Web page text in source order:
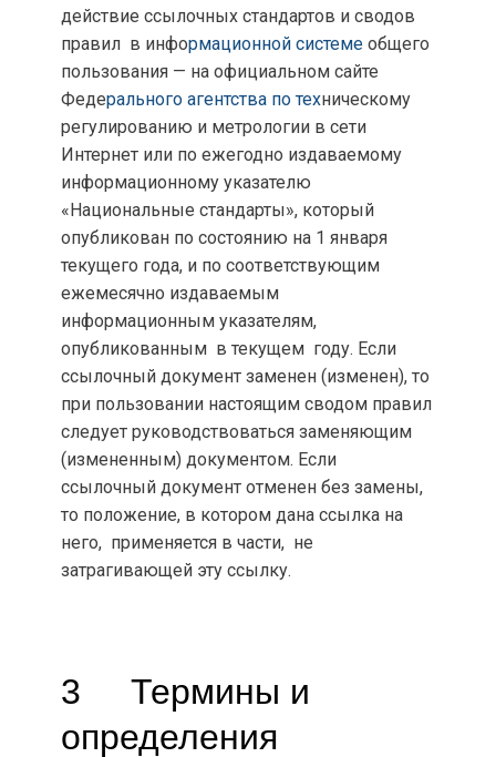
действие ссылочных стандартов и сводов
правил в информационной системе общего
пользования — на официальном сайте
Федерального агентства по техническому
регулированию и метрологии в сети
Интернет или по ежегодно издаваемому
информационному указателю
«Национальные стандарты», который
опубликован по состоянию на 1 января
текущего года, и по соответствующим
ежемесячно издаваемым
информационным указателям,
опубликованным в текущем году. Если
ссылочный документ заменен (изменен), то
при пользовании настоящим сводом правил
следует руководствоваться заменяющим
(измененным) документом. Если
ссылочный документ отменен без замены,
то положение, в котором дана ссылка на
него, применяется в части, не
затрагивающей эту ссылку.
3 Термины и
определения